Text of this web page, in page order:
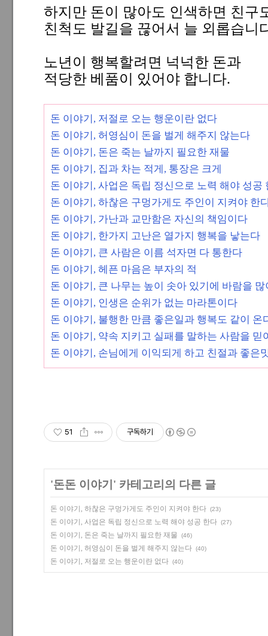
하지만 돈이 많아도 인색하면 친구
친척도 발길을 끊어서 늘 외롭습니
노년이 행복할려면 넉넉한 돈과
적당한 베품이 있어야 합니다.
돈 이야기, 저절로 오는 행운이란 없다
돈 이야기, 허영심이 돈을 벌게 해주지 않는다
돈 이야기, 돈은 죽는 날까지 필요한 재물
돈 이야기, 집과 차는 적게, 통장은 크게
돈 이야기, 사업은 독립 정신으로 노력 해야 성공
돈 이야기, 하찮은 구멍가게도 주인이 지켜야 한
돈 이야기, 가난과 교만함은 자신의 책임이다
돈 이야기, 한가지 고난은 열가지 행복을 낳는다
돈 이야기, 큰 사람은 이름 석자면 다 통한다
돈 이야기, 헤픈 마음은 부자의 적
돈 이야기, 큰 나무는 높이 솟아 있기에 바람을
돈 이야기, 인생은 순위가 없는 마라톤이다
돈 이야기, 불행한 만큼 좋은일과 행복도 같이 온
돈 이야기, 약속 지키고 실패를 말하는 사람을 믿
돈 이야기, 손님에게 이익되게 하고 친절과 좋은
51 구독하기
'돈돈 이야기 ' 카테고리의 다른 글
돈 이야기, 하찮은 구멍가게도 주인이 지켜야 한다 (23)
돈 이야기, 사업은 독립 정신으로 노력 해야 성공 한다 (27)
돈 이야기, 돈은 죽는 날까지 필요한 재물 (46)
돈 이야기, 허영심이 돈을 벌게 해주지 않는다 (40)
돈 이야기, 저절로 오는 행운이란 없다 (40)